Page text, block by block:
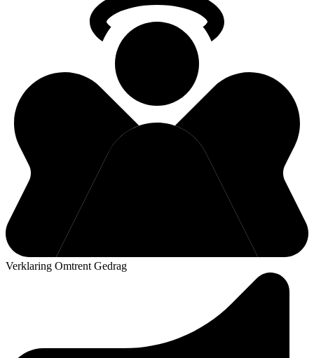
Verklaring Omtrent Gedrag